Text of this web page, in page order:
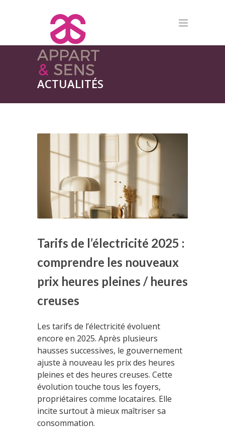
ACTUALITÉS
Tarifs de l’électricité 2025 :
comprendre les nouveaux
prix heures pleines / heures
creuses
Les tarifs de l’électricité évoluent
encore en 2025. Après plusieurs
hausses successives, le gouvernement
ajuste à nouveau les prix des heures
pleines et des heures creuses. Cette
évolution touche tous les foyers,
propriétaires comme locataires. Elle
incite surtout à mieux maîtriser sa
consommation.